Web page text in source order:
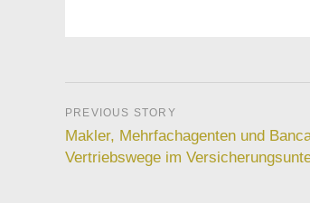
Makler, Mehrfachagenten und
Vertriebswege im